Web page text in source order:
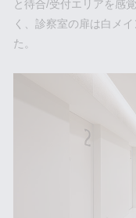
と待合/受付エリアを感
く、診察室の扉は白メ
た。